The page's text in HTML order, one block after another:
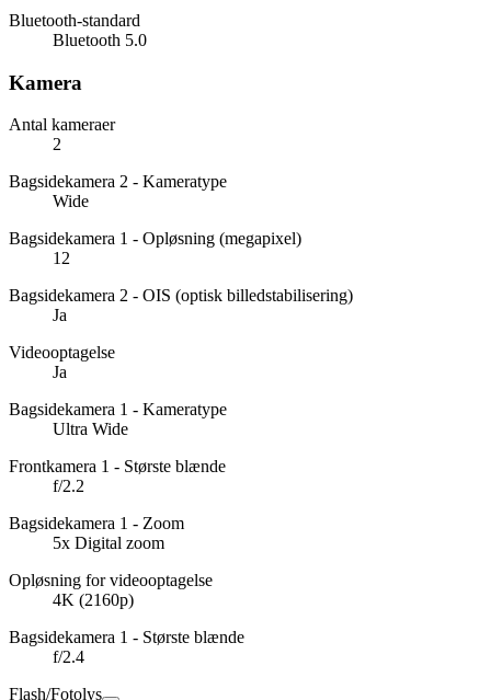
Bluetooth-standard
Bluetooth 5.0
Kamera
Antal kameraer
2
Bagsidekamera 2 - Kameratype
Wide
Bagsidekamera 1 - Opløsning (megapixel)
12
Bagsidekamera 2 - OIS (optisk billedstabilisering)
Ja
Videooptagelse
Ja
Bagsidekamera 1 - Kameratype
Ultra Wide
Frontkamera 1 - Største blænde
f/2.2
Bagsidekamera 1 - Zoom
5x Digital zoom
Opløsning for videooptagelse
4K (2160p)
Bagsidekamera 1 - Største blænde
f/2.4
Flash/Fotolys